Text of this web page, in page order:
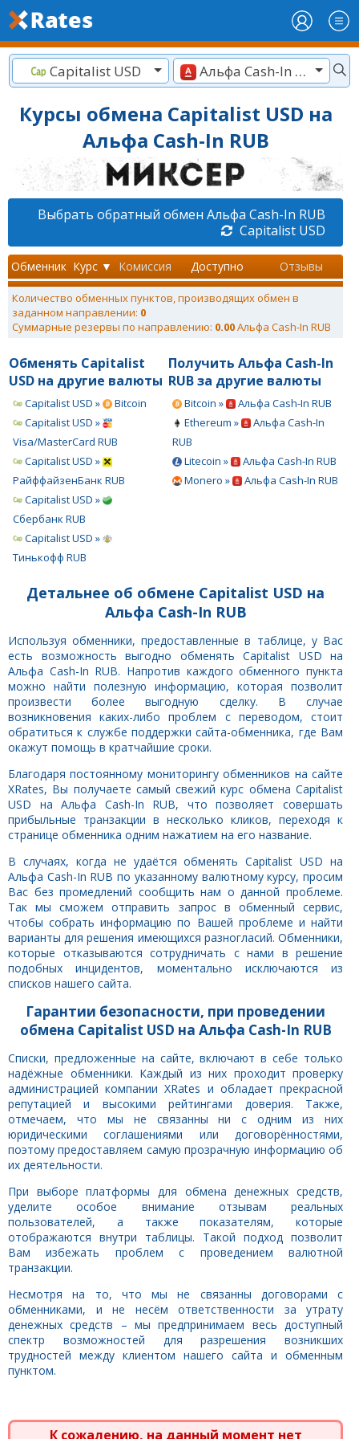
Capitalist USD Альфа Cash-In RUB
Курсы обмена Capitalist USD на
Альфа Cash-In RUB
Выбрать обратный обмен Альфа Cash-In RUB
Capitalist USD
Обменник Курс ▼ Комиссия Доступно Отзывы
Количество обменных пунктов, производящих обмен в
заданном направлении: 0
Суммарные резервы по направлению: 0.00Альфа Cash-In RUB
Обменять Capitalist
USD на другие валюты
Capitalist USD »
Bitcoin
Capitalist USD »
Visa/MasterCard RUB
Capitalist USD »
РайффайзенБанк RUB
Capitalist USD »
Сбербанк RUB
Capitalist USD »
Тинькофф RUB
Получить Альфа Cash-In
RUB за другие валюты
Bitcoin »
Альфа Cash-In RUB
Ethereum »
Альфа Cash-In
RUB
Litecoin »
Альфа Cash-In RUB
Monero »
Альфа Cash-In RUB
Детальнее об обмене Capitalist USD на
Альфа Cash-In RUB
Используя обменники, предоставленные в таблице, у Вас
есть возможность выгодно обменять Capitalist USD на
Альфа Cash-In RUB. Напротив каждого обменного пункта
можно найти полезную информацию, которая позволит
произвести более выгодную сделку. В случае
возникновения каких-либо проблем с переводом, стоит
обратиться к службе поддержки сайта-обменника, где Вам
окажут помощь в кратчайшие сроки.
Благодаря постоянному мониторингу обменников на сайте
XRates, Вы получаете самый свежий курс обмена Capitalist
USD на Альфа Cash-In RUB, что позволяет совершать
прибыльные транзакции в несколько кликов, переходя к
странице обменника одним нажатием на его название.
В случаях, когда не удаётся обменять Capitalist USD на
Альфа Cash-In RUB по указанному валютному курсу, просим
Вас без промедлений сообщить нам о данной проблеме.
Так мы сможем отправить запрос в обменный сервис,
чтобы собрать информацию по Вашей проблеме и найти
варианты для решения имеющихся разногласий. Обменники,
которые отказываются сотрудничать с нами в решение
подобных инцидентов, моментально исключаются из
списков нашего сайта.
Гарантии безопасности, при проведении
обмена Capitalist USD на Альфа Cash-In RUB
Списки, предложенные на сайте, включают в себе только
надёжные обменники. Каждый из них проходит проверку
администрацией компании XRates и обладает прекрасной
репутацией и высокими рейтингами доверия. Также,
отмечаем, что мы не связанны ни с одним из них
юридическими соглашениями или договорённостями,
поэтому предоставляем самую прозрачную информацию об
их деятельности.
При выборе платформы для обмена денежных средств,
уделите особое внимание отзывам реальных
пользователей, а также показателям, которые
отображаются внутри таблицы. Такой подход позволит
Вам избежать проблем с проведением валютной
транзакции.
Несмотря на то, что мы не связанны договорами с
обменниками, и не несём ответственности за утрату
денежных средств – мы предпринимаем весь доступный
спектр возможностей для разрешения возникших
трудностей между клиентом нашего сайта и обменным
пунктом.
К сожалению, на данный момент нет